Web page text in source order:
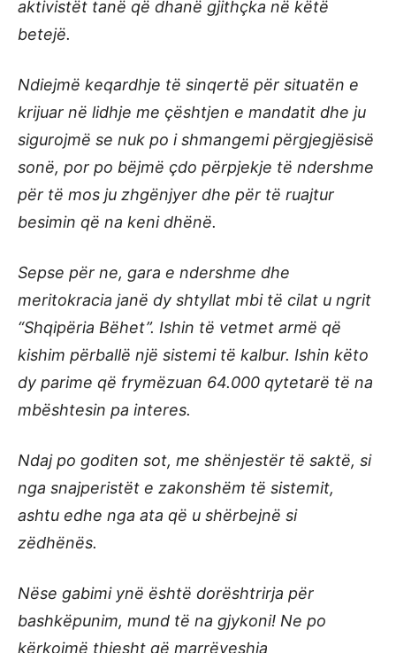
aktivistët tanë që dhanë gjithçka në këtë
betejë.
Ndiejmë keqardhje të sinqertë për situatën e
krijuar në lidhje me çështjen e mandatit dhe ju
sigurojmë se nuk po i shmangemi përgjegjësisë
sonë, por po bëjmë çdo përpjekje të ndershme
për të mos ju zhgënjyer dhe për të ruajtur
besimin që na keni dhënë.
Sepse për ne, gara e ndershme dhe
meritokracia janë dy shtyllat mbi të cilat u ngrit
“Shqipëria Bëhet”. Ishin të vetmet armë që
kishim përballë një sistemi të kalbur. Ishin këto
dy parime që frymëzuan 64.000 qytetarë të na
mbështesin pa interes.
Ndaj po goditen sot, me shënjestër të saktë, si
nga snajperistët e zakonshëm të sistemit,
ashtu edhe nga ata që u shërbejnë si
zëdhënës.
Nëse gabimi ynë është dorështrirja për
bashkëpunim, mund të na gjykoni! Ne po
kërkojmë thjesht që marrëveshja